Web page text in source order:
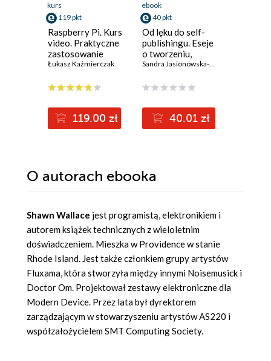
kurs
119 pkt
Raspberry Pi. Kurs
video. Praktyczne
zastosowanie
popularnej maliny
Łukasz Kaźmierczak
119.00 zł
ebook
40 pkt
Od lęku do self-
publishingu. Eseje
o tworzeniu,
strachu i
Sandra Jasionowska-Kuryło
40.01 zł
O autorach ebooka
Shawn Wallace jest programistą, elektronikiem i
autorem książek technicznych z wieloletnim
doświadczeniem. Mieszka w Providence w stanie
Rhode Island. Jest także członkiem grupy artystów
Fluxama, która stworzyła między innymi Noisemusick i
Doctor Om. Projektował zestawy elektroniczne dla
Modern Device. Przez lata był dyrektorem
zarządzającym w stowarzyszeniu artystów AS220 i
współzałożycielem SMT Computing Society.